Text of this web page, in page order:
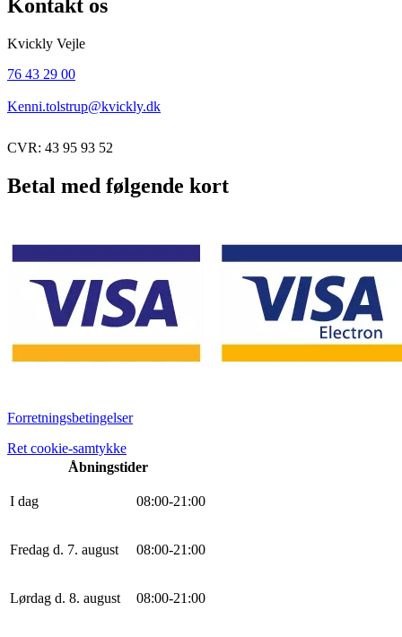
Kontakt os
Kvickly Vejle
76 43 29 00
Kenni.tolstrup@kvickly.dk
CVR: 43 95 93 52
Betal med følgende kort
Forretningsbetingelser
Ret cookie-samtykke
Åbningstider
I dag 08:00-21 :00
Fredag d. 7. august 08:00-21 :00
Lørdag d. 8. august 08:00-21 :00